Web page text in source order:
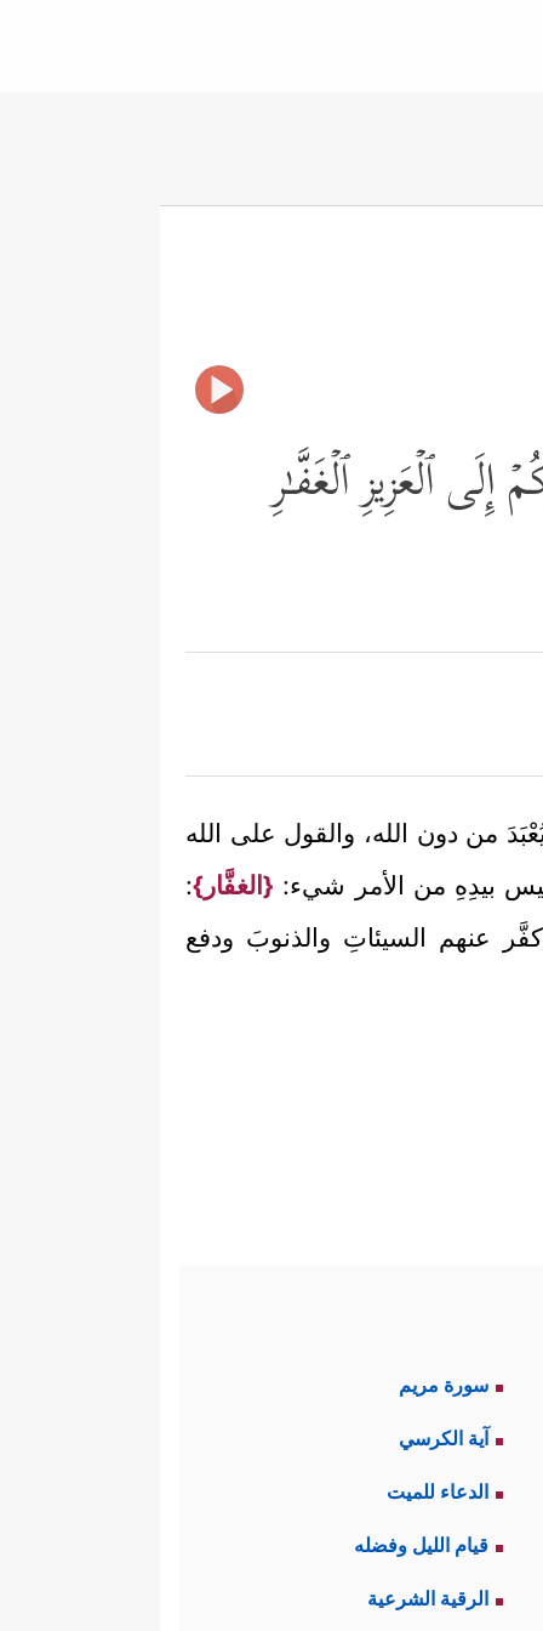
ٱلۡعَزِیزِ ٱلۡغَفَّـٰرِ
من دون الله، والقول على الله
ليس بيدِهِ من الأمر شيء: {الغفَّار}:
عنهم السيئاتِ والذنوبَ ودفع
سورة مريم
آية الكرسي
الدعاء للميت
قيام الليل وفضله
الرقية الشرعية